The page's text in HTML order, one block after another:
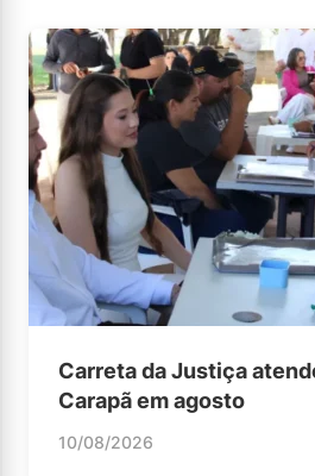
Carreta da Justiça
Carapã em agosto
10/08/2026